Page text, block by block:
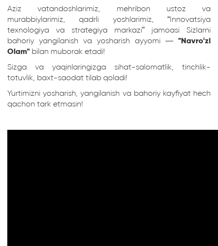
Aziz vatandoshlarimiz, mehribon ustoz va
murabbiylarimiz, qadrli yoshlarimiz, “Innovatsiya
texnologiya va strategiya markazi” jamoasi Sizlarni
bahoriy yangilanish va yosharish ayyomi — "Navroʻzi
Olam" bilan muborak etadi!
Sizga va yaqinlaringizga sihat-salomatlik, tinchlik-
totuvlik, baxt-saodat tilab qoladi!
Yurtimizni yosharish, yangilanish va bahoriy kayfiyat hech
qachon tark etmasin!